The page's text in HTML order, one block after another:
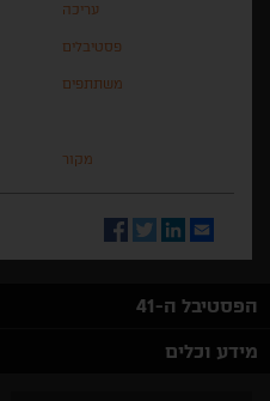
עריכה
פסטיבלים
משתתפים
מקור
Email
LinkedIn
Twitter
Facebook
הפסטיבל ה-41
מידע וכלים